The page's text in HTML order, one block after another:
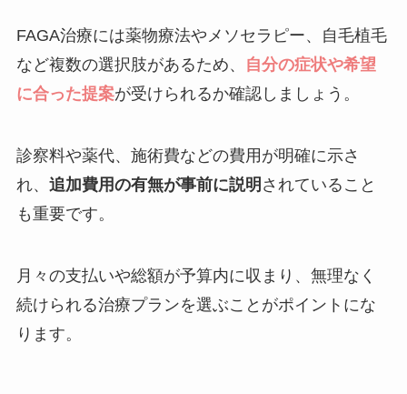
FAGA治療には薬物療法やメソセラピー、自毛植毛
など複数の選択肢があるため、
自分の症状や希望
に合った提案が受けられるか確認しましょう。
診察料や薬代、施術費などの費用が明確に示さ
れ、 追加費用の有無が事前に説明 されていること
も重要です。
月々の支払いや総額が予算内に収まり、無理なく
続けられる治療プランを選ぶことがポイントにな
ります。